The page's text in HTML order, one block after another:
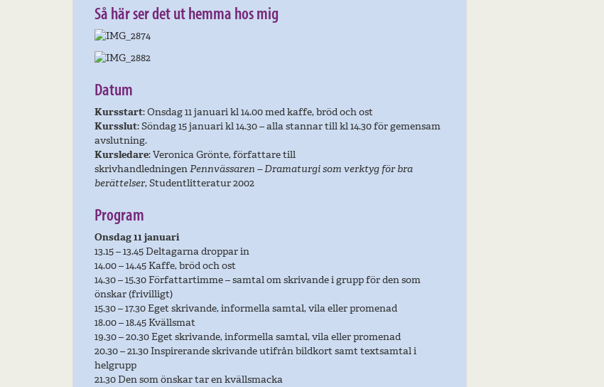
Så här ser det ut hemma hos mig
Datum
Kursstart: Onsdag 11 januari kl 14.00 med kaffe, bröd och ost
Kursslut: Söndag 15 januari kl 14.30 – alla stannar till kl 14.30 för gemensam
avslutning.
Kursledare: Veronica Grönte, författare till
skrivhandledningenPennvässaren – Dramaturgi som verktyg för bra
berättelser, Studentlitteratur 2002
Program
Onsdag 11 januari
13.15 – 13.45 Deltagarna droppar in
14.00 – 14.45 Kaffe, bröd och ost
14.30 – 15.30 Författartimme – samtal om skrivande i grupp för den som
önskar (frivilligt)
15.30 – 17.30 Eget skrivande, informella samtal, vila eller promenad
18.00 – 18.45 Kvällsmat
19.30 – 20.30 Eget skrivande, informella samtal, vila eller promenad
20.30 – 21.30 Inspirerande skrivande utifrån bildkort samt textsamtal i
helgrupp
21.30 Den som önskar tar en kvällsmacka